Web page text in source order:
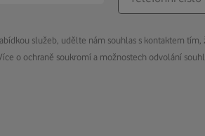
služeb, udělte nám souhlas s kontaktem
o ochraně soukromí a možnostech odvolání